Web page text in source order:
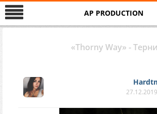
AP PRODUCTION
«Thorny Way» -